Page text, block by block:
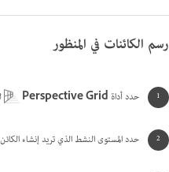
رسم الكائنات في المنظور
حدد أداةPerspective Grid
حدد المستوى النشط الذي تريد إنشاء